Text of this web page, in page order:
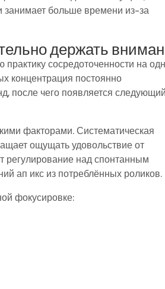
занимает больше времени из-за
держать
сосредоточенности на
концентрация постоянно
после чего появляется следующий
факторами. Систематическая
ощущать удовольствие от
регулирование над спонтанным
ап икс из потреблённых роликов.
фокусировке: